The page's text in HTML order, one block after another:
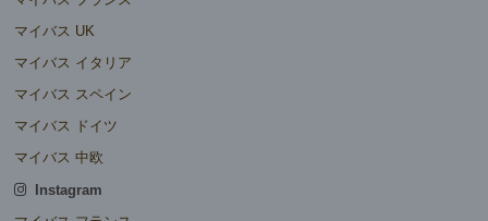
マイバス UK
マイバス イタリア
マイバス スペイン
マイバス ドイツ
マイバス 中欧
Instagram